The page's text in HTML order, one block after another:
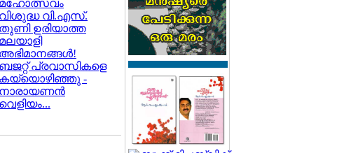
മഹോത്സവം
വിശുദ്ധ വി.എസ്.
തുണി ഉരിയാത്ത
മലയാളി
അഭിമാനങ്ങള്‍!
ബജറ്റ്‌ പ്രവാസികളെ
കയ്യൊഴിഞ്ഞു -
നാരായണന്‍
വെളിയം‌...